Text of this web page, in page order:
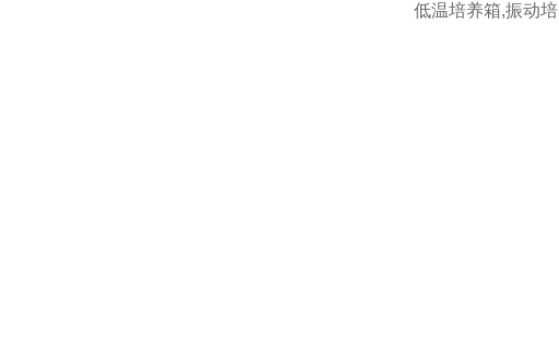
低温培养箱,振动